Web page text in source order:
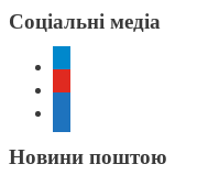
Соціальні медіа
Новини поштою